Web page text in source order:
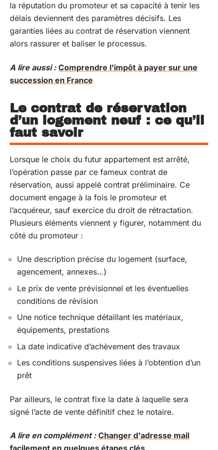
la réputation du promoteur et sa capacité à tenir les
délais deviennent des paramètres décisifs. Les
garanties liées au contrat de réservation viennent
alors rassurer et baliser le processus.
A lire aussi : Comprendre l'impôt à payer sur une
succession en France
Le contrat de réservation
d’un logement neuf : ce qu’il
faut savoir
Lorsque le choix du futur appartement est arrêté,
l’opération passe par ce fameux contrat de
réservation, aussi appelé contrat préliminaire. Ce
document engage à la fois le promoteur et
l’acquéreur, sauf exercice du droit de rétractation.
Plusieurs éléments viennent y figurer, notamment du
côté du promoteur :
Une description précise du logement (surface,
agencement, annexes…)
Le prix de vente prévisionnel et les éventuelles
conditions de révision
Une notice technique détaillant les matériaux,
équipements, prestations
La date indicative d’achèvement des travaux
Les conditions suspensives liées à l’obtention d’un
prêt
Par ailleurs, le contrat fixe la date à laquelle sera
signé l’acte de vente définitif chez le notaire.
A lire en complément : Changer d'adresse mail
facilement en quelques étapes clés